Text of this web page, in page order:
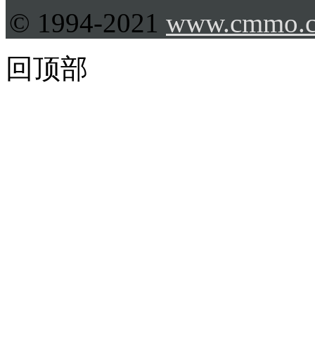
© 1994-2021
回顶部